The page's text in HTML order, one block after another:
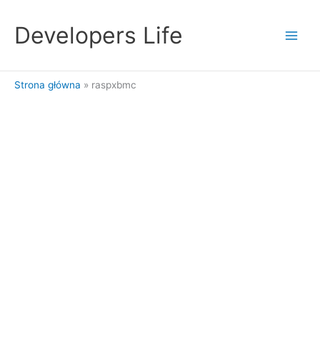
treściDevelopers Life
Strona główna raspxbmc